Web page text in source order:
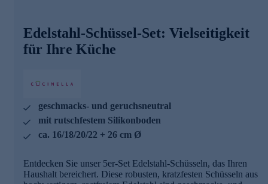
Bringen Sie jetzt Funktionalität und Stil in Ihre Küche
und bestellen Sie gleich online.
Edelstahl-Schüssel-Set: Vielseitigkeit
für Ihre Küche
geschmacks- und geruchsneutral
mit rutschfestem Silikonboden
ca. 16/18/20/22 + 26 cm Ø
Entdecken Sie unser 5er-Set Edelstahl-Schüsseln, das Ihren
Haushalt bereichert. Diese robusten, kratzfesten Schüsseln aus